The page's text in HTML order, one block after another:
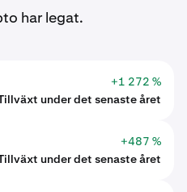
har legat.
under det senaste året
+1 272 %
under det senaste året
+487 %